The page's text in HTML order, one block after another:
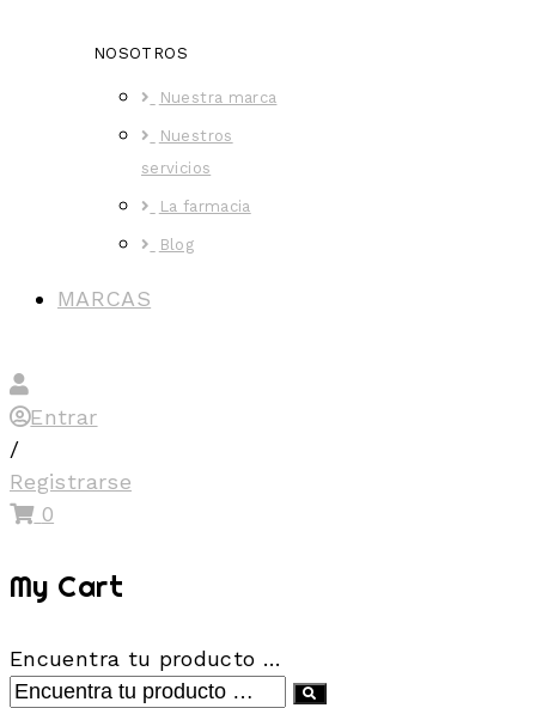
NOSOTROS
Nuestra marca
Nuestros
servicios
La farmacia
Blog
MARCAS
Entrar
/
Registrarse
0
My Cart
Encuentra tu producto …